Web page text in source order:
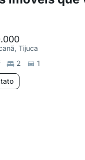
Tijuca
2 1